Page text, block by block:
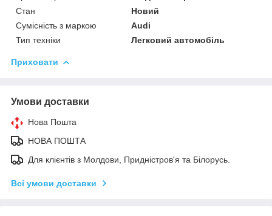
Стан
Новий
Сумісність з маркою
Audi
Тип техніки
Легковий автомобіль
Приховати
Умови доставки
Нова Пошта
НОВА ПОШТА
Для клієнтів з Молдови, Придністров'я та Білорусь.
Всі умови доставки